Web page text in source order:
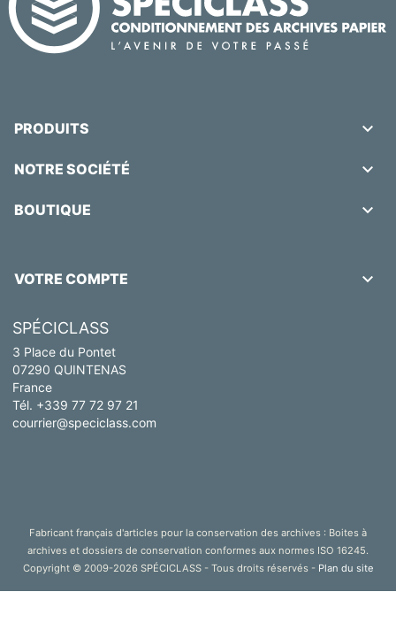
PRODUITS 
NOTRE SOCIÉTÉ 
BOUTIQUE 
VOTRE COMPTE 
SPÉCICLASS
3 Place du Pontet
07290 QUINTENAS
France
Tél. +339 77 72 97 21
courrier@speciclass.com
Fabricant français d'articles pour la conservation des archives : Boites à
archives et dossiers de conservation conformes aux normes ISO 16245.
Copyright © 2009-2026 SPÉCICLASS - Tous droits réservés - Plan du site